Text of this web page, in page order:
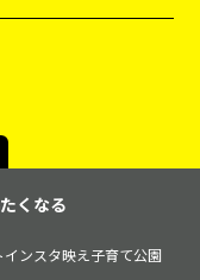
くなる
インスタ映え 子育て公園